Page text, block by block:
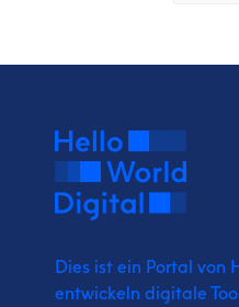
Dies ist ein Portal von
entwickeln digitale